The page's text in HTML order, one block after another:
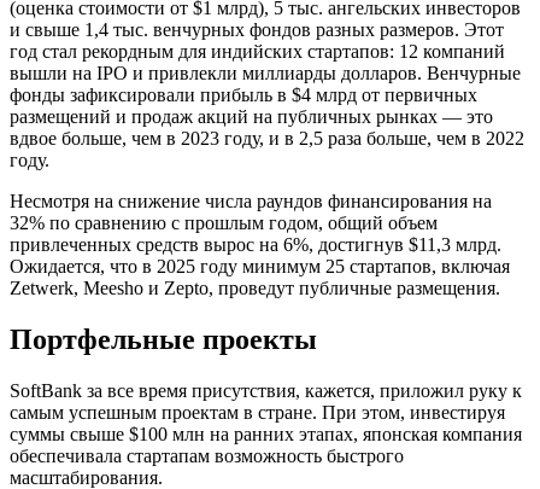
(оценка стоимости от $1 млрд), 5 тыс. ангельских инвесторов
и свыше 1,4 тыс. венчурных фондов разных размеров. Этот
год стал рекордным для индийских стартапов: 12 компаний
вышли на IPO и привлекли миллиарды долларов. Венчурные
фонды зафиксировали прибыль в $4 млрд от первичных
размещений и продаж акций на публичных рынках — это
вдвое больше, чем в 2023 году, и в 2,5 раза больше, чем в 2022
году.
Несмотря на снижение числа раундов финансирования на
32% по сравнению с прошлым годом, общий объем
привлеченных средств вырос на 6%, достигнув $11,3 млрд.
Ожидается, что в 2025 году минимум 25 стартапов, включая
Zetwerk, Meesho и Zepto, проведут публичные размещения.
Портфельные проекты
SoftBank за все время присутствия, кажется, приложил руку к
самым успешным проектам в стране. При этом, инвестируя
суммы свыше $100 млн на ранних этапах, японская компания
обеспечивала стартапам возможность быстрого
масштабирования.